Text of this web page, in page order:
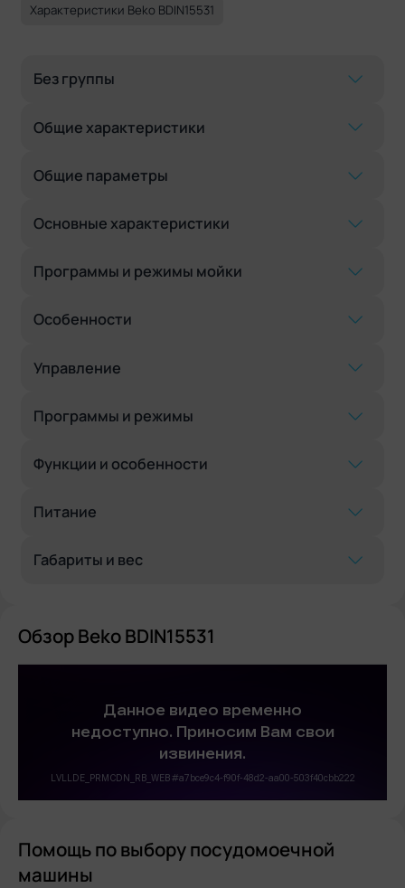
Характеристики Beko BDIN15531
Без группы
Общие характеристики
Общие параметры
Основные характеристики
Программы и режимы мойки
Особенности
Управление
Программы и режимы
Функции и особенности
Питание
Габариты и вес
Обзор Beko BDIN15531
Помощь по выбору посудомоечной
машины